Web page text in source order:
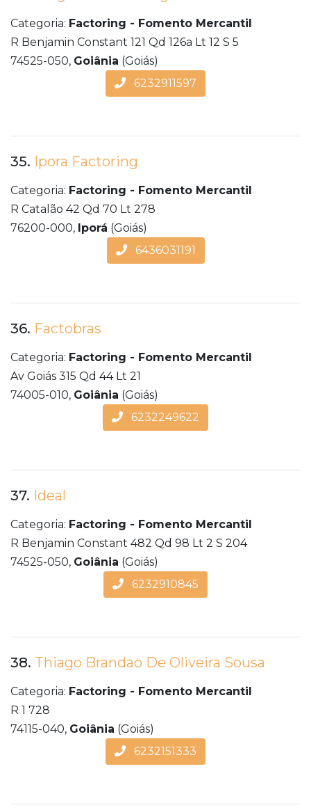
Categoria: Factoring - Fomento Mercantil
R Benjamin Constant 121 Qd 126a Lt 12 S 5
74525-050, Goiânia (Goiás)
6232911597
35. Ipora Factoring
Categoria: Factoring - Fomento Mercantil
R Catalão 42 Qd 70 Lt 278
76200-000, Iporá (Goiás)
6436031191
36. Factobras
Categoria: Factoring - Fomento Mercantil
Av Goiás 315 Qd 44 Lt 21
74005-010, Goiânia (Goiás)
6232249622
37. Ideal
Categoria: Factoring - Fomento Mercantil
R Benjamin Constant 482 Qd 98 Lt 2 S 204
74525-050, Goiânia (Goiás)
6232910845
38. Thiago Brandao De Oliveira Sousa
Categoria: Factoring - Fomento Mercantil
R 1 728
74115-040, Goiânia (Goiás)
6232151333